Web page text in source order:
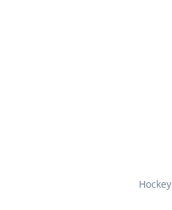
Hockey